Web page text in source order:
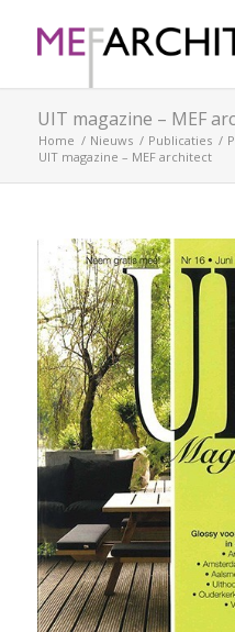
UIT magazine – MEF
Home / Nieuws / Publicaties /
UIT magazine – MEF architect